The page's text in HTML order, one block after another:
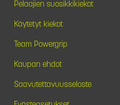
Pelaajien suosikkikiekot
Käytetyt kiekot
Team Powergrip
Kaupan ehdot
Saavutettavuusseloste